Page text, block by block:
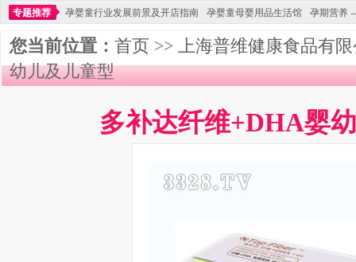
专题推荐
孕婴童行业发展前景及开店指南 孕婴童母婴用品生活馆 孕期营养
您当前位置： 首页 >> 上海普维健康食品有
幼儿及儿童型
多补达纤维+DHA婴